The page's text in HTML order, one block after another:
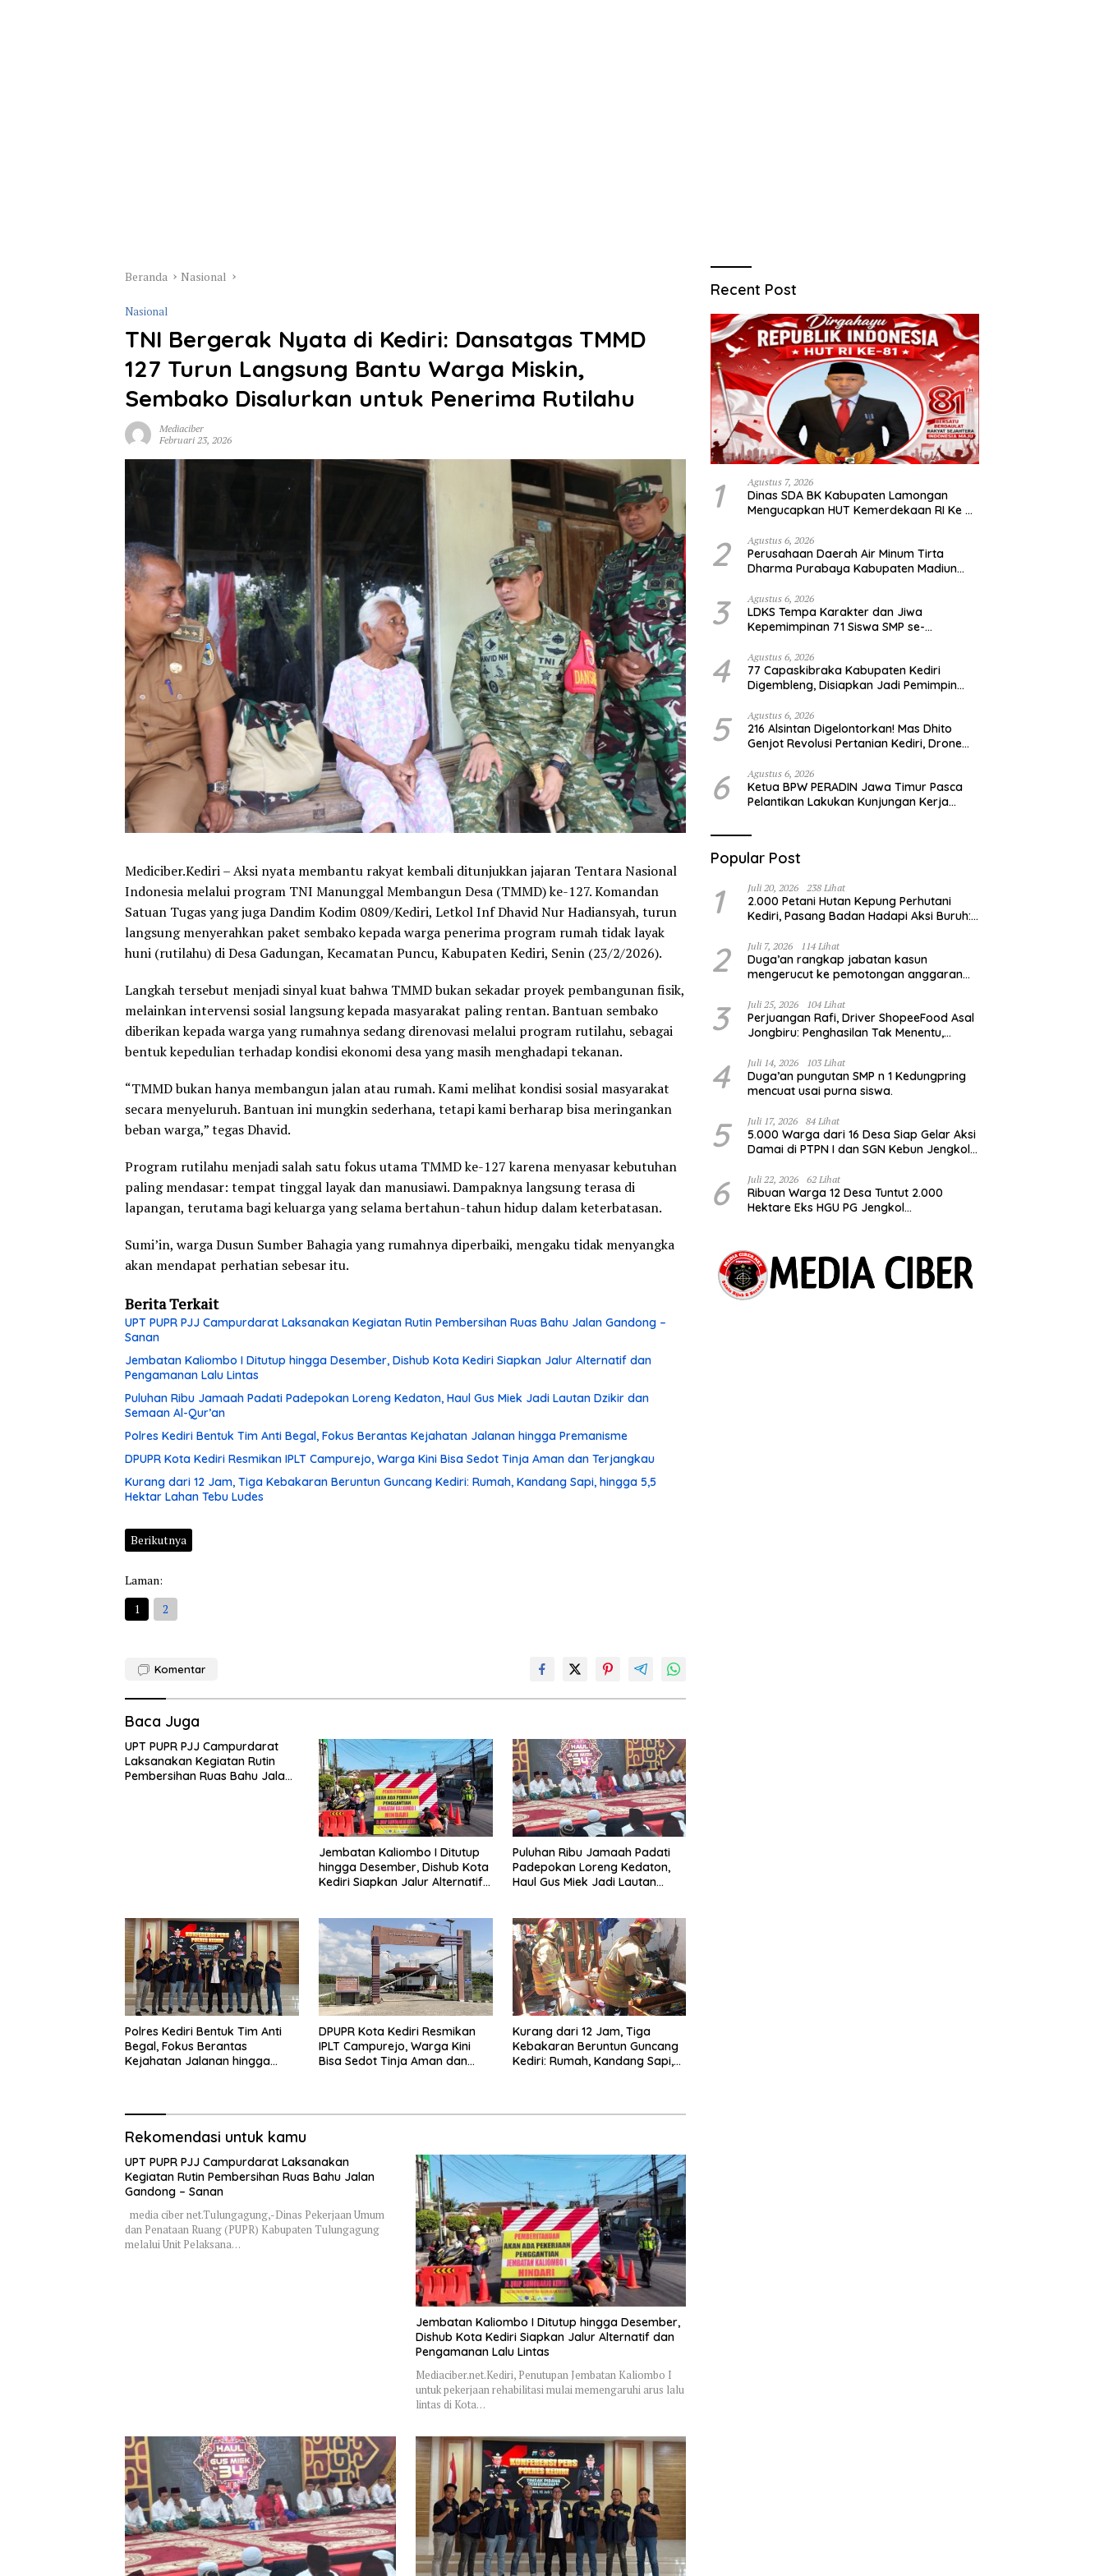
Beranda Nasional
Nasional
TNI Bergerak Nyata di Kediri: Dansatgas TMMD
127 Turun Langsung Bantu Warga Miskin,
Sembako Disalurkan untuk Penerima Rutilahu
Mediaciber
Februari 23, 2026
Mediciber.Kediri – Aksi nyata membantu rakyat kembali ditunjukkan jajaran Tentara Nasional
Indonesia melalui program TNI Manunggal Membangun Desa (TMMD) ke-127. Komandan
Satuan Tugas yang juga Dandim Kodim 0809/Kediri, Letkol Inf Dhavid Nur Hadiansyah, turun
langsung menyerahkan paket sembako kepada warga penerima program rumah tidak layak
huni (rutilahu) di Desa Gadungan, Kecamatan Puncu, Kabupaten Kediri, Senin (23/2/2026).
Langkah tersebut menjadi sinyal kuat bahwa TMMD bukan sekadar proyek pembangunan fisik,
melainkan intervensi sosial langsung kepada masyarakat paling rentan. Bantuan sembako
diberikan kepada warga yang rumahnya sedang direnovasi melalui program rutilahu, sebagai
bentuk kepedulian terhadap kondisi ekonomi desa yang masih menghadapi tekanan.
“TMMD bukan hanya membangun jalan atau rumah. Kami melihat kondisi sosial masyarakat
secara menyeluruh. Bantuan ini mungkin sederhana, tetapi kami berharap bisa meringankan
beban warga,” tegas Dhavid.
Program rutilahu menjadi salah satu fokus utama TMMD ke-127 karena menyasar kebutuhan
paling mendasar: tempat tinggal layak dan manusiawi. Dampaknya langsung terasa di
lapangan, terutama bagi keluarga yang selama bertahun-tahun hidup dalam keterbatasan.
Sumi’in, warga Dusun Sumber Bahagia yang rumahnya diperbaiki, mengaku tidak menyangka
akan mendapat perhatian sebesar itu.
Berita Terkait
UPT PUPR PJJ Campurdarat Laksanakan Kegiatan Rutin Pembersihan Ruas Bahu Jalan Gandong –
Sanan
Jembatan Kaliombo I Ditutup hingga Desember, Dishub Kota Kediri Siapkan Jalur Alternatif dan
Pengamanan Lalu Lintas
Puluhan Ribu Jamaah Padati Padepokan Loreng Kedaton, Haul Gus Miek Jadi Lautan Dzikir dan
Semaan Al-Qur’an
Polres Kediri Bentuk Tim Anti Begal, Fokus Berantas Kejahatan Jalanan hingga Premanisme
DPUPR Kota Kediri Resmikan IPLT Campurejo, Warga Kini Bisa Sedot Tinja Aman dan Terjangkau
Kurang dari 12 Jam, Tiga Kebakaran Beruntun Guncang Kediri: Rumah, Kandang Sapi, hingga 5,5
Hektar Lahan Tebu Ludes
Berikutnya
Laman:
1
2
Komentar
Baca Juga
UPT PUPR PJJ Campurdarat
Laksanakan Kegiatan Rutin
Pembersihan Ruas Bahu Jalan
Jembatan Kaliombo I Ditutup
hingga Desember, Dishub Kota
Kediri Siapkan Jalur Alternatif
Puluhan Ribu Jamaah Padati
Padepokan Loreng Kedaton,
Haul Gus Miek Jadi Lautan
Polres Kediri Bentuk Tim Anti
Begal, Fokus Berantas
Kejahatan Jalanan hingga
DPUPR Kota Kediri Resmikan
IPLT Campurejo, Warga Kini
Bisa Sedot Tinja Aman dan
Kurang dari 12 Jam, Tiga
Kebakaran Beruntun Guncang
Kediri: Rumah, Kandang Sapi,
Rekomendasi untuk kamu
UPT PUPR PJJ Campurdarat Laksanakan
Kegiatan Rutin Pembersihan Ruas Bahu Jalan
Gandong – Sanan
media ciber net.Tulungagung,-Dinas Pekerjaan Umum
dan Penataan Ruang (PUPR) Kabupaten Tulungagung
melalui Unit Pelaksana…
Jembatan Kaliombo I Ditutup hingga Desember,
Dishub Kota Kediri Siapkan Jalur Alternatif dan
Pengamanan Lalu Lintas
Mediaciber.net.Kediri, Penutupan Jembatan Kaliombo I
untuk pekerjaan rehabilitasi mulai memengaruhi arus lalu
lintas di Kota…
Recent Post
1 Agustus 7, 2026
Dinas SDA BK Kabupaten Lamongan
Mengucapkan HUT Kemerdekaan RI Ke –
2 Agustus 6, 2026
Perusahaan Daerah Air Minum Tirta
Dharma Purabaya Kabupaten Madiun
HUT Kemerdekaan RI Ke – 81
3 Agustus 6, 2026
LDKS Tempa Karakter dan Jiwa
Kepemimpinan 71 Siswa SMP se-
Pemimpin Generasi Emas
4 Agustus 6, 2026
77 Capaskibraka Kabupaten Kediri
Digembleng, Disiapkan Jadi Pemimpin
Merah Putih
5 Agustus 6, 2026
216 Alsintan Digelontorkan! Mas Dhito
Genjot Revolusi Pertanian Kediri, Drone
Regenerasi Petani
6 Agustus 6, 2026
Ketua BPW PERADIN Jawa Timur Pasca
Pelantikan Lakukan Kunjungan Kerja
Sinergitas Organisasi
Popular Post
1 Juli 20, 2026 238 Lihat
2.000 Petani Hutan Kepung Perhutani
Kediri, Pasang Badan Hadapi Aksi Buruh:
Hutan”
2 Juli 7, 2026 114 Lihat
Duga’an rangkap jabatan kasun
mengerucut ke pemotongan anggaran
3 Juli 25, 2026 104 Lihat
Perjuangan Rafi, Driver ShopeeFood Asal
Jongbiru: Penghasilan Tak Menentu,
4 Juli 14, 2026 103 Lihat
Duga’an pungutan SMP n 1 Kedungpring
mencuat usai purna siswa.
5 Juli 17, 2026 84 Lihat
5.000 Warga dari 16 Desa Siap Gelar Aksi
Damai di PTPN I dan SGN Kebun Jengkol,
6 Juli 22, 2026 62 Lihat
Ribuan Warga 12 Desa Tuntut 2.000
Hektare Eks HGU PG Jengkol